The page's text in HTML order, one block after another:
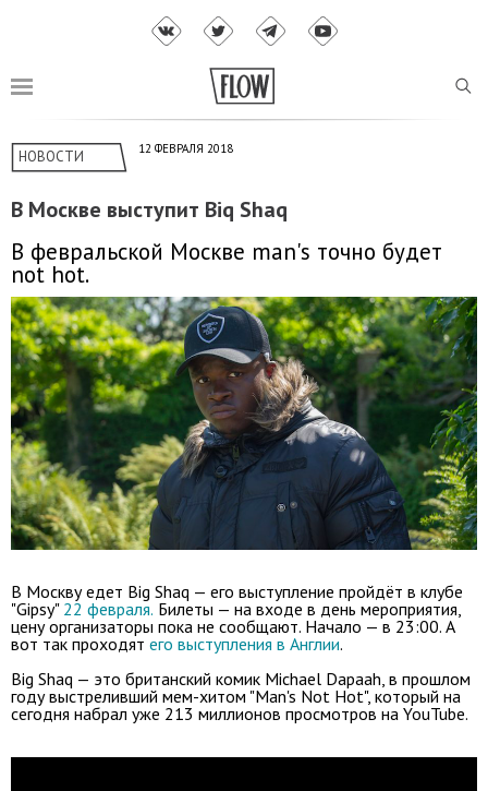
НОВОСТИ 12 ФЕВРАЛЯ 2018
В Москве выступит Biq Shaq
В февральской Москве man's точно будет
not hot.
В Москву едет Big Shaq — его выступление пройдёт в клубе
"Gipsy" 22 февраля. Билеты — на входе в день мероприятия,
цену организаторы пока не сообщают. Начало — в 23:00. А
вот так проходят его выступления в Англии.
Big Shaq — это британский комик Michael Dapaah, в прошлом
году выстреливший мем-хитом "Man's Not Hot", который на
сегодня набрал уже 213 миллионов просмотров на YouTube.